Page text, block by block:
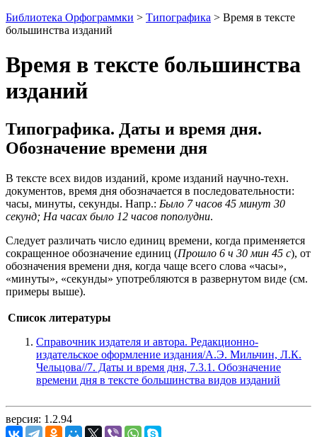
Библиотека Орфограммки > Типографика > Время в тексте
большинства изданий
Время в тексте большинства
изданий
Типографика. Даты и время дня.
Обозначение времени дня
В тексте всех видов изданий, кроме изданий научно-техн.
документов, время дня обозначается в последовательности:
часы, минуты, секунды. Напр.: Было 7 часов 45 минут 30
секунд; На часах было 12 часов пополудни.
Следует различать число единиц времени, когда применяется
сокращенное обозначение единиц (Прошло 6 ч 30 мин 45 с), от
обозначения времени дня, когда чаще всего слова «часы»,
«минуты», «секунды» употребляются в развернутом виде (см.
примеры выше).
Список литературы
Справочник издателя и автора. Редакционно-
издательское оформление издания/А.Э. Мильчин, Л.К.
Чельцова//7. Даты и время дня, 7.3.1. Обозначение
времени дня в тексте большинства видов изданий
версия: 1.2.94